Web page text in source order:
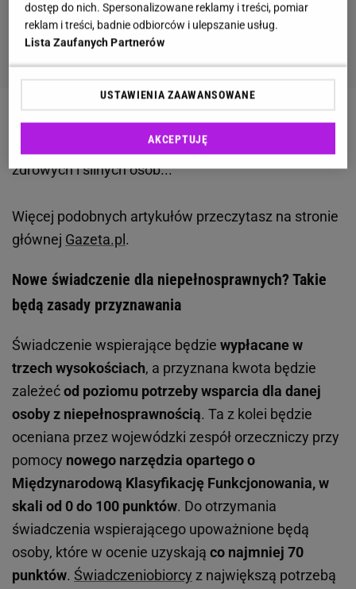
Zobacz wideoUsiadłam na wózku i zobaczyłam
Warszawę na nowo. Jest tylko dla młodych,
zdrowych i silnych osób...
Więcej podobnych artykułów przeczytasz na stronie
głównej Gazeta.pl .
Nowe świadczenie dla niepełnosprawnych? Takie
będą zasady przyznawania
Świadczenie wspierające będzie wypłacane w
trzech wysokościach, a przyznana kwota będzie
zależećod poziomu potrzeby wsparcia dla danej
osoby z niepełnosprawnością. Ta z kolei będzie
oceniana przez wojewódzki zespół orzeczniczy przy
pomocy nowego narzędzia opartego o
Międzynarodową Klasyfikację Funkcjonowania, w
skali od 0 do 100 punktów. Do otrzymania
świadczenia wspierającego upoważnione będą
osoby, które w ocenie uzyskają co najmniej 70
punktów. Świadczeniobiorcy z największą potrzebą
dostęp do nich. Spersonalizowane reklamy i treści, pomiar
reklam i treści, badnie odbiorców i ulepszanie usług.
Lista Zaufanych Partnerów
USTAWIENIA ZAAWANSOWANE
AKCEPTUJĘ